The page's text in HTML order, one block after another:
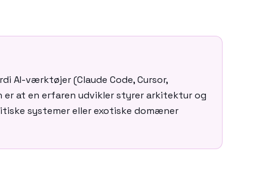
AI-værktøjer (Claude Code, Cursor,
at en erfaren udvikler styrer arkitektur og
systemer eller exotiske domæner